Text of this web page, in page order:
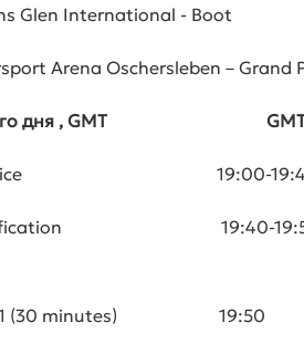
Glen International - Boot
Arena Oschersleben – Grand
дня , GMT
Practice 19:00-19:40
19:40-
(30 minutes) 19:50